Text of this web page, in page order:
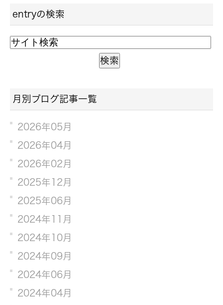
entryの検索
月別ブログ記事一覧
2026年05月
2026年04月
2026年02月
2025年12月
2025年06月
2024年11月
2024年10月
2024年09月
2024年06月
2024年04月